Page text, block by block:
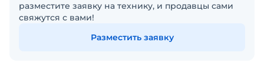
разместите заявку на технику, и продавцы сами
свяжутся с вами!
Разместить заявку